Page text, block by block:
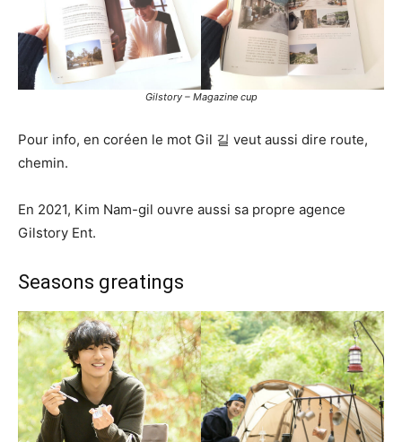
Gilstory – Magazine cup
Pour info, en coréen le mot Gil 길 veut aussi dire route,
chemin.
En 2021, Kim Nam-gil ouvre aussi sa propre agence
Gilstory Ent.
Seasons greatings